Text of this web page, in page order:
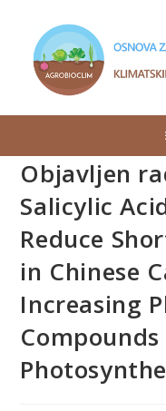
Objavljen
Salicylic
Reduce
in Chinese
Increasing